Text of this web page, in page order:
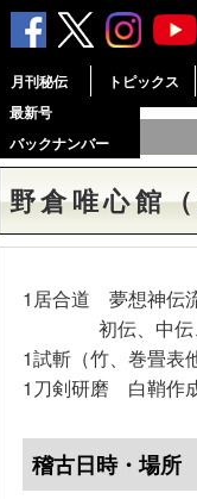
月刊秘伝
最新号
バックナンバー
トピックス
野倉唯心館
1居合道 夢想神伝
初伝、中伝、
1試斬（竹、巻畳表
1刀剣研磨 白鞘作
稽古日時・場所